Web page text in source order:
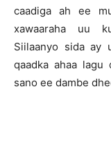
caadiga ah ee
xawaaraha uu
Siilaanyo sida ay
qaadka ahaa lagu
sano ee dambe